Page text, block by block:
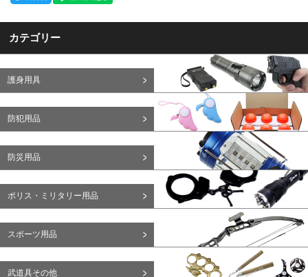
カテゴリー
護身用具
防犯用品
防災用品
ポリス・ミリタリー用品
スポーツ用品
武道具その他